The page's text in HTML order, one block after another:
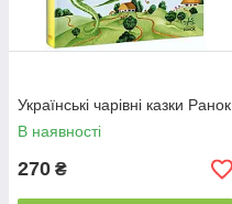
Українські чарівні казки Ранок
В наявності
270 ₴